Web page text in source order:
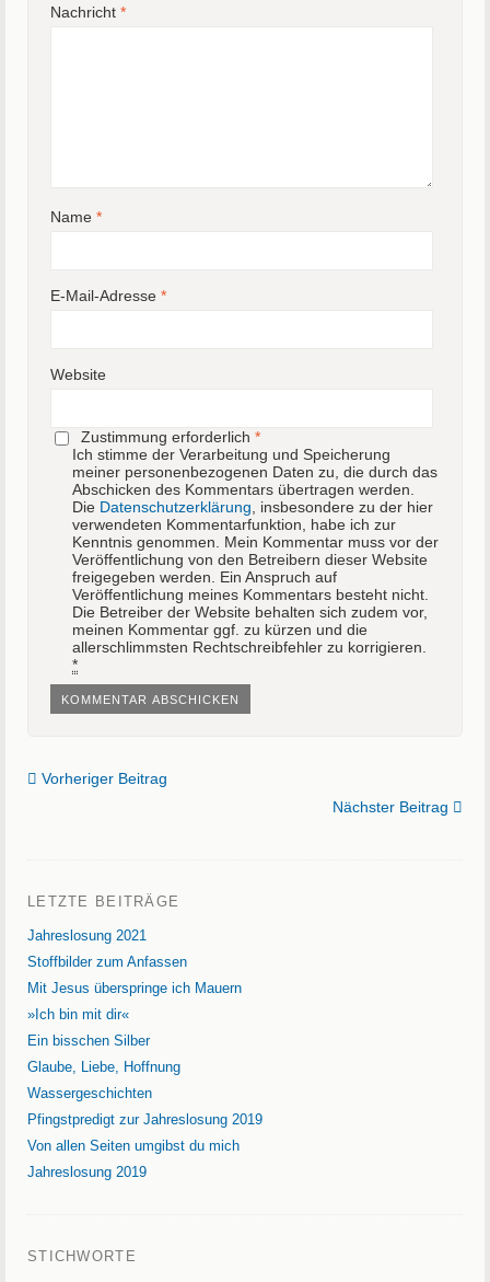
Nachricht *
Name *
E-Mail-Adresse *
Website
Zustimmung erforderlich *
Ich stimme der Verarbeitung und Speicherung
meiner personenbezogenen Daten zu, die durch das
Abschicken des Kommentars übertragen werden.
Die Datenschutzerklärung , insbesondere zu der hier
verwendeten Kommentarfunktion, habe ich zur
Kenntnis genommen. Mein Kommentar muss vor der
Veröffentlichung von den Betreibern dieser Website
freigegeben werden. Ein Anspruch auf
Veröffentlichung meines Kommentars besteht nicht.
Die Betreiber der Website behalten sich zudem vor,
meinen Kommentar ggf. zu kürzen und die
allerschlimmsten Rechtschreibfehler zu korrigieren.
*
Vorheriger Beitrag
Nächster Beitrag
LETZTE BEITRÄGE
Jahreslosung 2021
Stoffbilder zum Anfassen
Mit Jesus überspringe ich Mauern
»Ich bin mit dir«
Ein bisschen Silber
Glaube, Liebe, Hoffnung
Wassergeschichten
Pfingstpredigt zur Jahreslosung 2019
Von allen Seiten umgibst du mich
Jahreslosung 2019
STICHWORTE